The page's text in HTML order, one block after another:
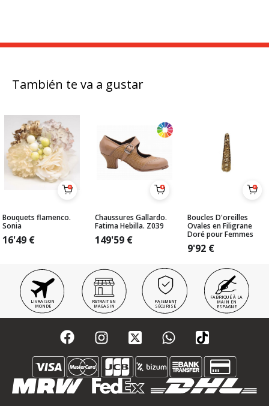
También te va a gustar
Bouquets flamenco.
Sonia
16'49 €
Chaussures Gallardo.
Fatima Hebilla. Z039
149'59 €
Boucles D'oreilles
Ovales en Filigrane
Doré pour Femmes
9'92 €
LIVRAISON
MONDE
RETRAIT EN
MAGASIN
PAIEMENT
SÉCURISÉ
FABRIQUÉ À LA
MAIN EN
ESPAGNE